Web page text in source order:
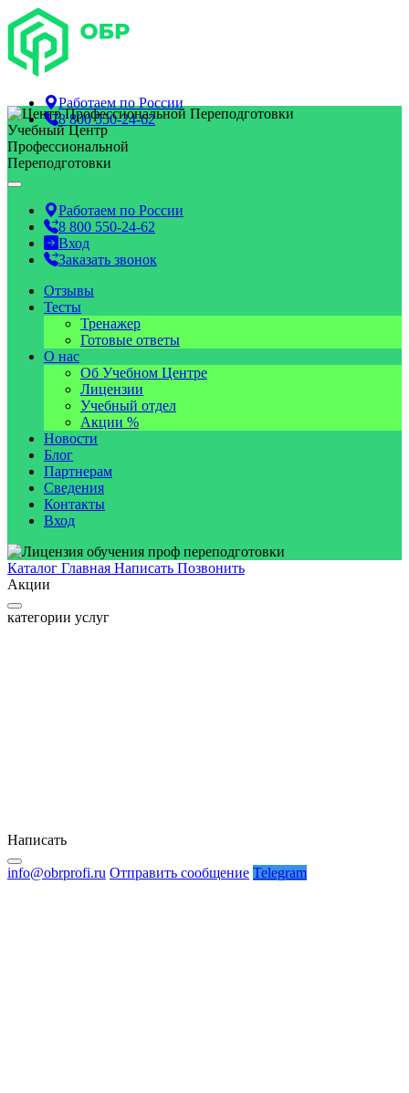
Работаем поРоссии
8 800 550-24-62
Учебный Центр
Профессиональной
Переподготовки
Работаем по России
8 800 550-24-62
Вход
Заказать звонок
Отзывы
Тесты
Тренажер
Готовые ответы
О нас
Об Учебном Центре
Лицензии
Учебный отдел
Акции %
Новости
Блог
Партнерам
Сведения
Контакты
Вход
Каталог Главная Написать Позвонить
Акции
категории услуг
Написать
info@obrprofi.ru Отправить сообщение Telegram